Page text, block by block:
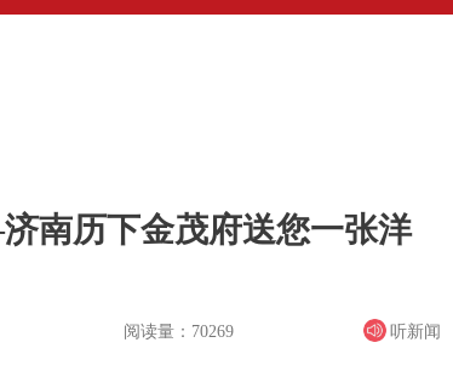
南历下金茂府送您一张洋
阅读量：70269 听新闻